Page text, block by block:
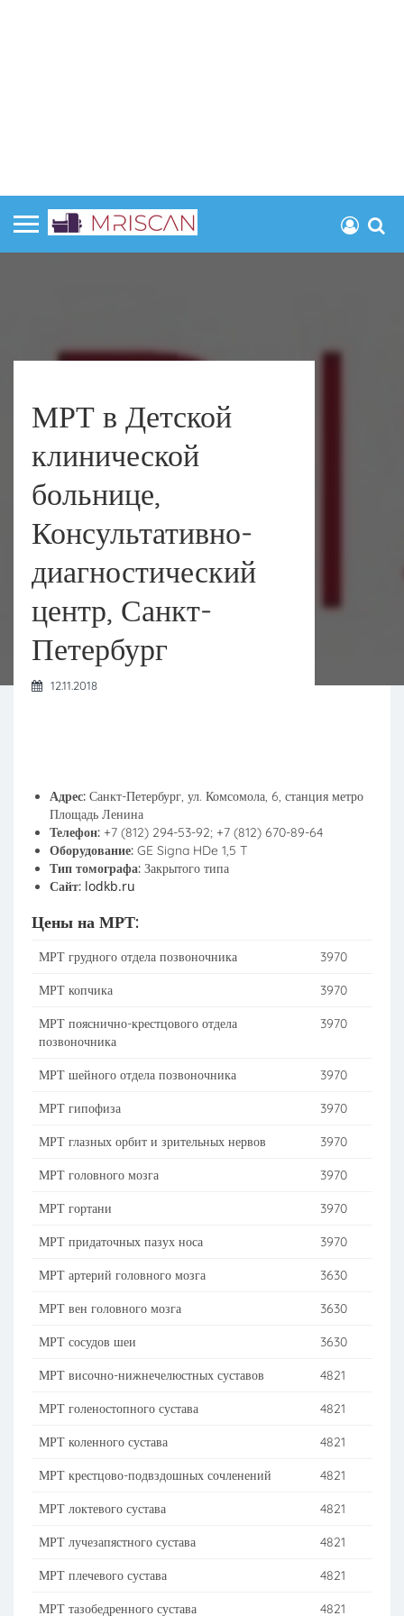
МРТ в Детской
клинической
больнице,
Консультативно-
диагностический
центр, Санкт-
Петербург
12.11.2018
Адрес: Санкт-Петербург, ул. Комсомола, 6, станция метро
Площадь Ленина
Телефон: +7 (812) 294-53-92; +7 (812) 670-89-64
Оборудование: GE Signa HDe 1,5 T
Тип томографа: Закрытого типа
Сайт: lodkb.ru
Цены на МРТ:
МРТ грудного отдела позвоночника 3970
МРТ копчика 3970
МРТ пояснично-крестцового отдела
позвоночника
3970
МРТ шейного отдела позвоночника 3970
МРТ гипофиза 3970
МРТ глазных орбит и зрительных нервов 3970
МРТ головного мозга 3970
МРТ гортани 3970
МРТ придаточных пазух носа 3970
МРТ артерий головного мозга 3630
МРТ вен головного мозга 3630
МРТ сосудов шеи 3630
МРТ височно-нижнечелюстных суставов 4821
МРТ голеностопного сустава 4821
МРТ коленного сустава 4821
МРТ крестцово-подвздошных сочленений 4821
МРТ локтевого сустава 4821
МРТ лучезапястного сустава 4821
МРТ плечевого сустава 4821
МРТ тазобедренного сустава 4821